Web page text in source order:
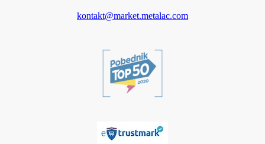
kontakt@market.metalac.com